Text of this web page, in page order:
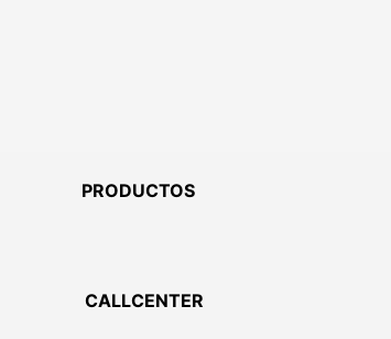
PRODUCTOS
CALLCENTER